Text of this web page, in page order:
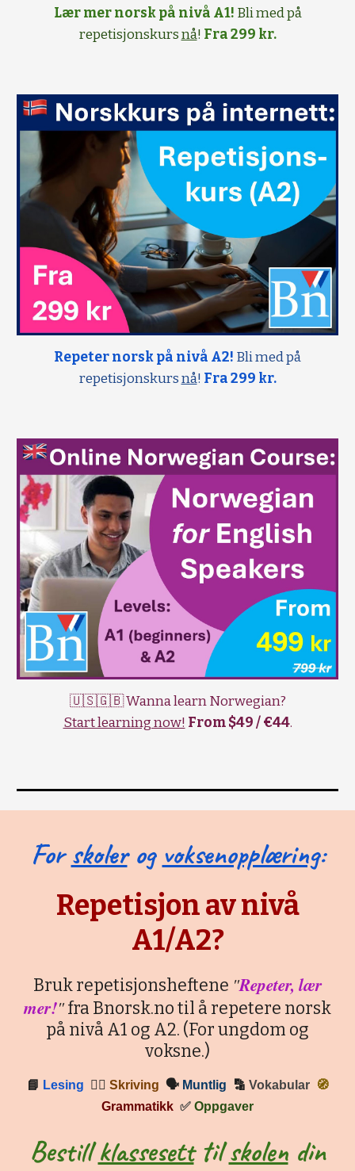
Lær mer norsk på nivå A1! Bli med på
repetisjonskursnå! Fra 299 kr.
Repeter norsk på nivå A2! Bli med på
repetisjonskursnå! Fra 299 kr.
🇺🇸🇬🇧 Wanna learn Norwegian?
Start learning now! From $49 / €44.
Forskolerog voksenopplæring:
Repetisjon av nivå
A1/A2?
Bruk repetisjonsheftene "Repeter, lær
mer!"fra Bnorsk.no til å repetere norsk
på nivå A1 og A2. (For ungdom og
voksne.)
📘 Lesing ✍🏼 Skriving 🗣 Muntlig 🔡 Vokabular
🧭
Grammatikk ✅ Oppgaver
Bestillklassesetttilskolendin